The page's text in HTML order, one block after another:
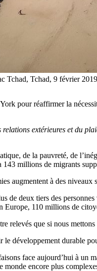
Tchad, Tchad, 9 février
pour réaffirmer la
extérieures et du
de la pauvreté, de
millions de migrants
augmentent à des niveaux
de deux tiers des
110 millions de
relevés que si nous
développement durable
face aujourd’hui à
encore plus